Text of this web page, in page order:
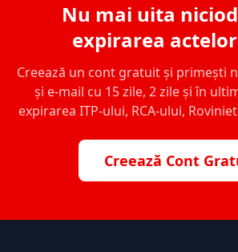
Nu mai uita
expirarea
Creează un cont gratuit și primești
și e-mail cu 15 zile, 2 zile și în
expirarea ITP-ului, RCA-ului,
Creează Cont